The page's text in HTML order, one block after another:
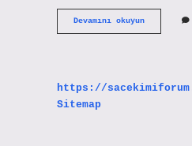
Devamını okuyun90
Kilo
Giyer
https://
Sitemap